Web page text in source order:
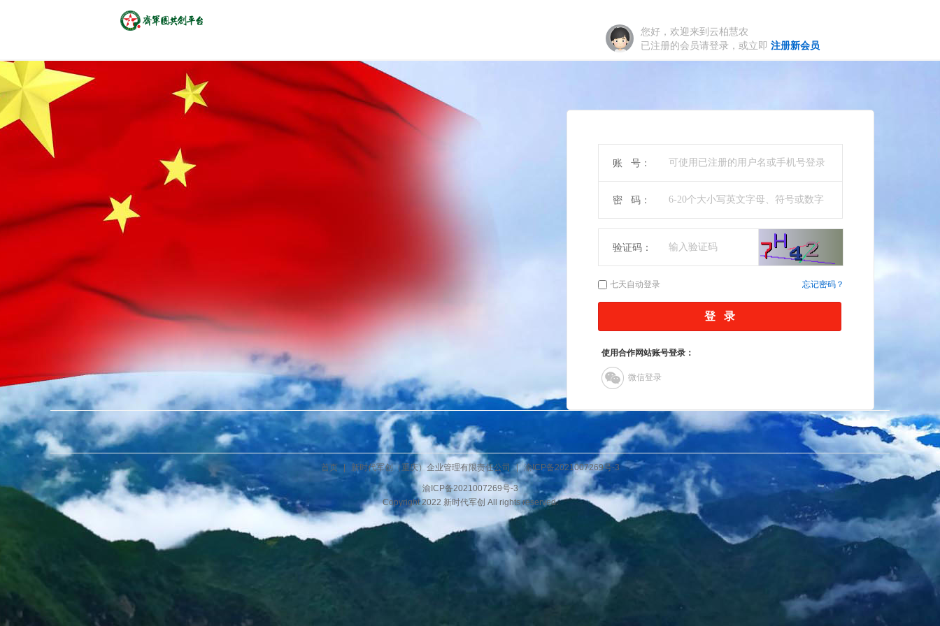
您好，欢迎来到云柏慧农
已注册的会员请登录，或立即 注册新会员
账 号：
密 码：
验证码：
七天自动登录 忘记密码？
使用合作网站账号登录：
微信登录
首页| 新时代军创（重庆）企业管理有限责任公司 |渝ICP备2021007269号-3
渝ICP备2021007269号-3
Copyright 2022 新时代军创 All rights reserved.